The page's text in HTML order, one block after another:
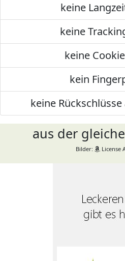
keine
keine
keine
kein
keine
aus der
Bilder: License